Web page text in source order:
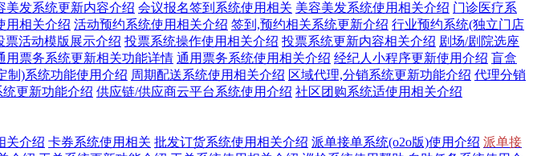
美发系统更新内容介绍 会议报名签到系统使用相关 美容美发系统使用相关介绍 门诊医疗系
用相关介绍 活动预约系统使用相关介绍 签到,预约相关系统更新介绍 行业预约系统(独立门店
票活动模版展示介绍 投票系统操作使用相关介绍 投票系统更新内容相关介绍 剧场/剧院选座
用票务系统更新相关功能详情 通用票务系统使用相关介绍 经纪人小程序更新使用介绍 盲盒
制)系统功能使用介绍 周期配送系统使用相关介绍 区域代理,分销系统更新功能介绍 代理分销
更新功能介绍 供应链/供应商云平台系统使用介绍 社区团购系统适使用相关介绍
关介绍 卡券系统使用相关 批发订货系统使用相关介绍 派单接单系统(o2o版)使用介绍 派单接